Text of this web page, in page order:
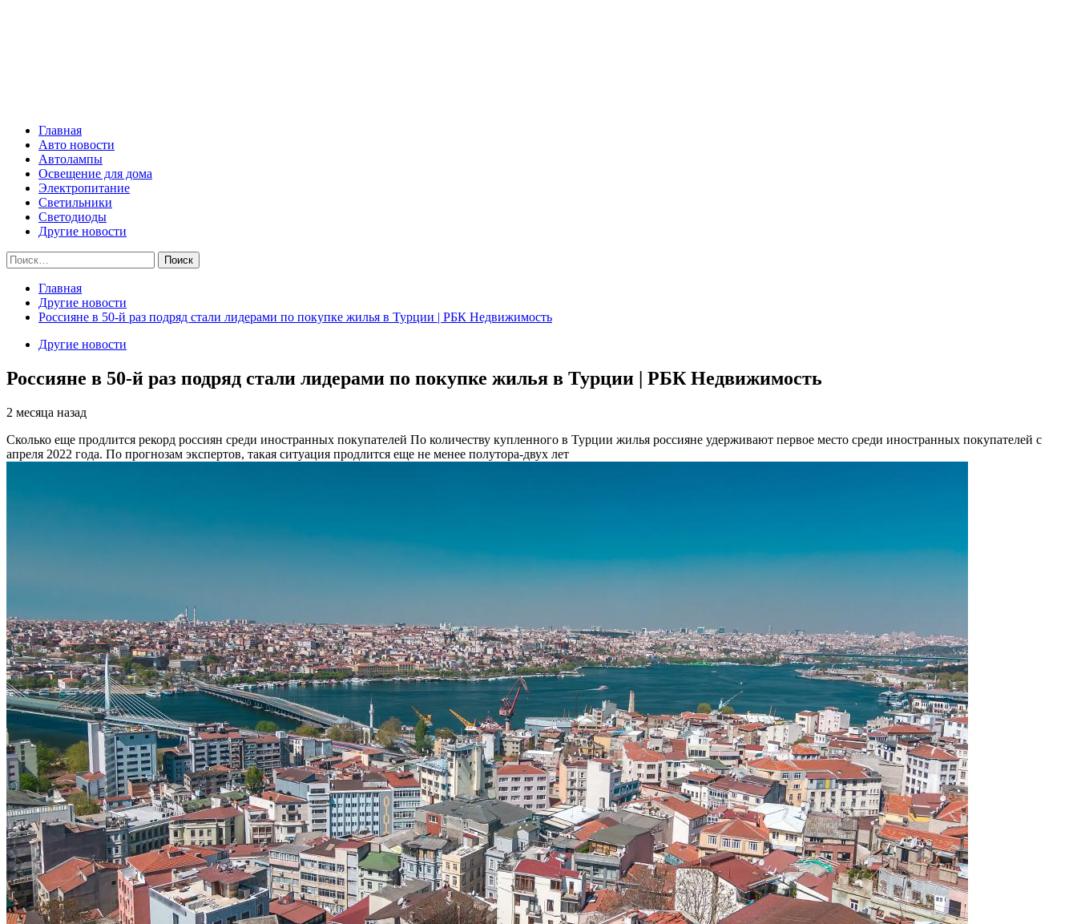
Главная
Авто новости
Автолампы
Освещение для дома
Электропитание
Светильники
Светодиоды
Другие новости
Найти:
Главная
Другие новости
Россияне в 50-й раз подряд стали лидерами по покупке жилья в Турции | РБК Недвижимость
Другие новости
Россияне в 50-й раз подряд стали лидерами по покупке жилья в Турции | РБК Недвижимость
2 месяца назад
Сколько еще продлится рекорд россиян среди иностранных покупателей По количеству купленного в Турции жилья россияне удерживают первое место среди иностранных покупателей с
апреля 2022 года. По прогнозам экспертов, такая ситуация продлится еще не менее полутора-двух лет